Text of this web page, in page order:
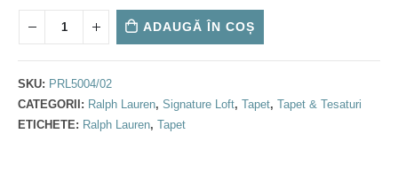
ADAUGĂ ÎN COȘ
SKU: PRL5004/02
CATEGORII: Ralph Lauren, Signature Loft, Tapet, Tapet & Tesaturi
ETICHETE: Ralph Lauren, Tapet